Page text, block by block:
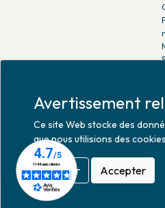
Avertissement
Ce site Web stocke des
que nous utilisions des
Refuser Accepter